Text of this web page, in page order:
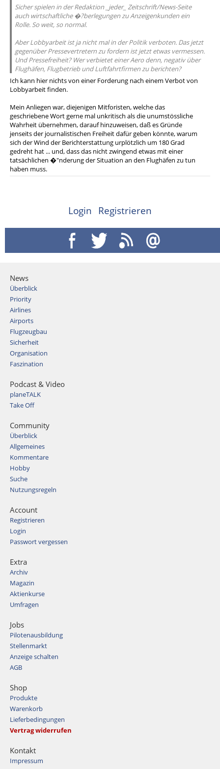
Sicher spielen in der Redaktion _jeder_ Zeitschrift/News-Seite
auch wirtschaftliche �?berlegungen zu Anzeigenkunden ein
Rolle. So weit, so normal.
Aber Lobbyarbeit ist ja nicht mal in der Politik verboten. Das jetzt
gegenüber Pressevertretern zu fordern ist jetzt etwas vermessen.
Und Pressefreiheit? Wer verbietet einer Aero denn, negativ über
Flughäfen, Flugbetrieb und Luftfahrtfirmen zu berichten?
Ich kann hier nichts von einer Forderung nach einem Verbot von
Lobbyarbeit finden.
Mein Anliegen war, diejenigen Mitforisten, welche das
geschriebene Wort gerne mal unkritisch als die unumstössliche
Wahrheit übernehmen, darauf hinzuweisen, daß es Gründe
jenseits der journalistischen Freiheit dafür geben könnte, warum
sich der Wind der Berichterstattung urplötzlich um 180 Grad
gedreht hat ... und, dass das nicht zwingend etwas mit einer
tatsächlichen �"nderung der Situation an den Flughäfen zu tun
haben muss.
Login Registrieren
News
Überblick
Priority
Airlines
Airports
Flugzeugbau
Sicherheit
Organisation
Faszination
Podcast & Video
planeTALK
Take Off
Community
Überblick
Allgemeines
Kommentare
Hobby
Suche
Nutzungsregeln
Account
Registrieren
Login
Passwort vergessen
Extra
Archiv
Magazin
Aktienkurse
Umfragen
Jobs
Pilotenausbildung
Stellenmarkt
Anzeige schalten
AGB
Shop
Produkte
Warenkorb
Lieferbedingungen
Vertrag widerrufen
Kontakt
Impressum